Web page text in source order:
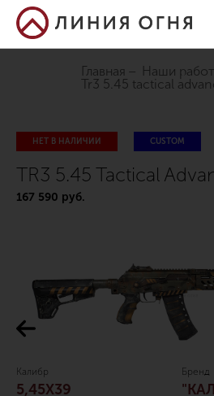
Главная
Наши
tr3 5.45 tactical
НЕТ В НАЛИЧИИ CUSTOM
TR3 5.45 Tactical
167 590 руб.
Калибр
5,45Х39
Бренд